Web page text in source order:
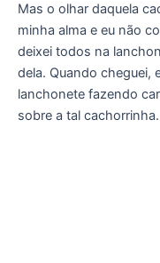
Mas o olhar daquela
minha alma e eu não
deixei todos na
dela. Quando cheguei,
lanchonete fazendo
sobre a tal cachorrinha.